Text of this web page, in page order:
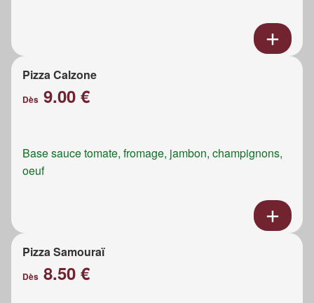
Pizza Calzone
Dès 9.00 €
Base sauce tomate, fromage, jambon, champignons,
oeuf
Pizza Samouraï
Dès 8.50 €